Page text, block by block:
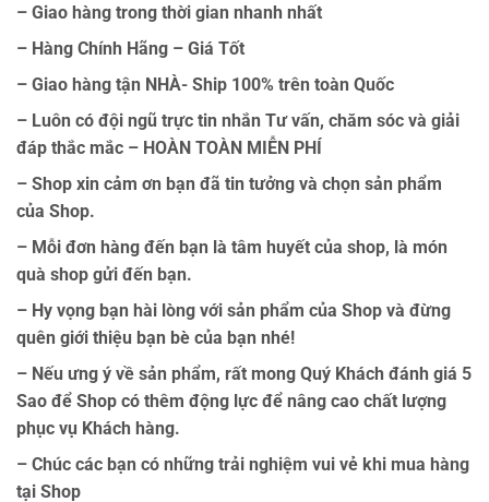
– Giao hàng trong thời gian nhanh nhất
– Hàng Chính Hãng – Giá Tốt
– Giao hàng tận NHÀ- Ship 100% trên toàn Quốc
– Luôn có đội ngũ trực tin nhắn Tư vấn, chăm sóc và giải
đáp thắc mắc – HOÀN TOÀN MIỄN PHÍ
– Shop xin cảm ơn bạn đã tin tưởng và chọn sản phẩm
của Shop.
– Mỗi đơn hàng đến bạn là tâm huyết của shop, là món
quà shop gửi đến bạn.
– Hy vọng bạn hài lòng với sản phẩm của Shop và đừng
quên giới thiệu bạn bè của bạn nhé!
– Nếu ưng ý về sản phẩm, rất mong Quý Khách đánh giá 5
Sao để Shop có thêm động lực để nâng cao chất lượng
phục vụ Khách hàng.
– Chúc các bạn có những trải nghiệm vui vẻ khi mua hàng
tại Shop